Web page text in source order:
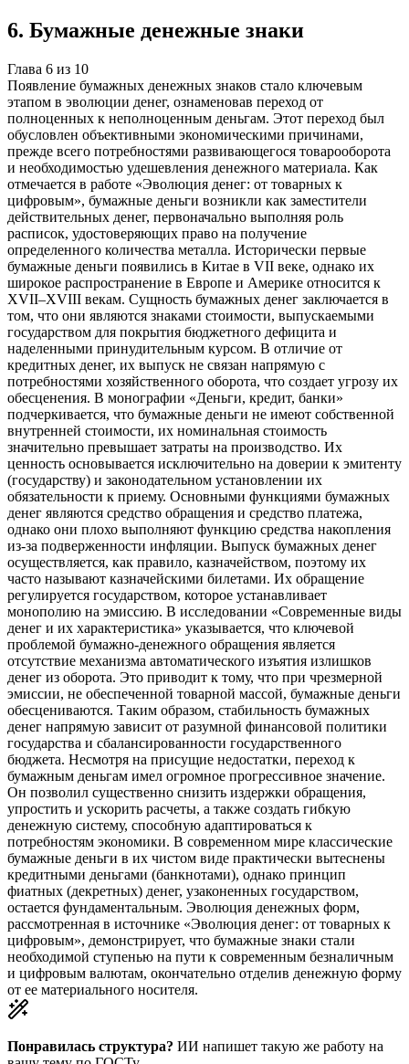
6. Бумажные денежные знаки
Глава 6 из 10
Появление бумажных денежных знаков стало ключевым
этапом в эволюции денег, ознаменовав переход от
полноценных к неполноценным деньгам. Этот переход был
обусловлен объективными экономическими причинами,
прежде всего потребностями развивающегося товарооборота
и необходимостью удешевления денежного материала. Как
отмечается в работе «Эволюция денег: от товарных к
цифровым», бумажные деньги возникли как заместители
действительных денег, первоначально выполняя роль
расписок, удостоверяющих право на получение
определенного количества металла. Исторически первые
бумажные деньги появились в Китае в VII веке, однако их
широкое распространение в Европе и Америке относится к
XVII–XVIII векам. Сущность бумажных денег заключается в
том, что они являются знаками стоимости, выпускаемыми
государством для покрытия бюджетного дефицита и
наделенными принудительным курсом. В отличие от
кредитных денег, их выпуск не связан напрямую с
потребностями хозяйственного оборота, что создает угрозу их
обесценения. В монографии «Деньги, кредит, банки»
подчеркивается, что бумажные деньги не имеют собственной
внутренней стоимости, их номинальная стоимость
значительно превышает затраты на производство. Их
ценность основывается исключительно на доверии к эмитенту
(государству) и законодательном установлении их
обязательности к приему. Основными функциями бумажных
денег являются средство обращения и средство платежа,
однако они плохо выполняют функцию средства накопления
из-за подверженности инфляции. Выпуск бумажных денег
осуществляется, как правило, казначейством, поэтому их
часто называют казначейскими билетами. Их обращение
регулируется государством, которое устанавливает
монополию на эмиссию. В исследовании «Современные виды
денег и их характеристика» указывается, что ключевой
проблемой бумажно-денежного обращения является
отсутствие механизма автоматического изъятия излишков
денег из оборота. Это приводит к тому, что при чрезмерной
эмиссии, не обеспеченной товарной массой, бумажные деньги
обесцениваются. Таким образом, стабильность бумажных
денег напрямую зависит от разумной финансовой политики
государства и сбалансированности государственного
бюджета. Несмотря на присущие недостатки, переход к
бумажным деньгам имел огромное прогрессивное значение.
Он позволил существенно снизить издержки обращения,
упростить и ускорить расчеты, а также создать гибкую
денежную систему, способную адаптироваться к
потребностям экономики. В современном мире классические
бумажные деньги в их чистом виде практически вытеснены
кредитными деньгами (банкнотами), однако принцип
фиатных (декретных) денег, узаконенных государством,
остается фундаментальным. Эволюция денежных форм,
рассмотренная в источнике «Эволюция денег: от товарных к
цифровым», демонстрирует, что бумажные знаки стали
необходимой ступенью на пути к современным безналичным
и цифровым валютам, окончательно отделив денежную форму
от ее материального носителя.
Понравилась структура? ИИ напишет такую же работу на